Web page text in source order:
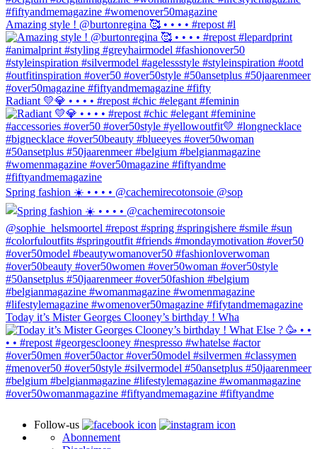
Amazing style ! @burtonregina 🥰 • • • • #repost #l
Radiant 💛💎 • • • • #repost #chic #elegant #feminin
Spring fashion ☀️ • • • • @cachemirecotonsoie @sop
Today it’s Mister Georges Clooney’s birthday ! Wha
Follow-us
Abonnement